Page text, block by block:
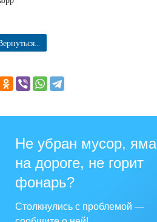
Не убран мусор, яма
на дороге, не горит
фонарь?
Столкнулись с проблемой —